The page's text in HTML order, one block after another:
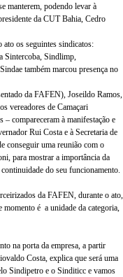
manterem, podendo levar à
da CUT Bahia, Cedro
os seguintes sindicatos:
Sintercoba, Sindlimp,
também marcou presença no
da FAFEN), Joseildo Ramos,
vereadores de Camaçari
compareceram à manifestação e
Rui Costa e à Secretaria de
conseguir uma reunião com o
para mostrar a importância da
do seu funcionamento.
da FAFEN, durante o ato,
momento é a unidade da categoria,
na porta da empresa, a partir
Costa, explica que será uma
Sindipetro e o Sinditicc e vamos